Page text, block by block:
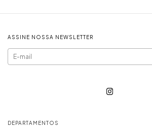
ASSINE NOSSA NEWSLETTER
DEPARTAMENTOS